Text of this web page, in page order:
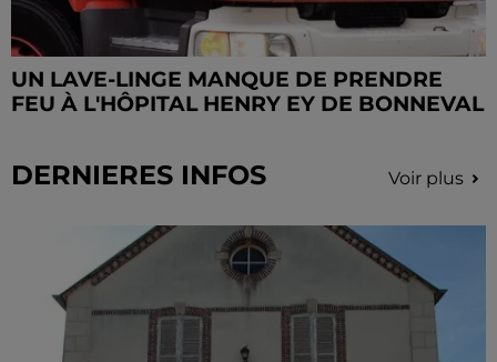
UN LAVE-LINGE MANQUE DE PRENDRE
FEU À L'HÔPITAL HENRY EY DE BONNEVAL
DERNIERES INFOS Voir plus